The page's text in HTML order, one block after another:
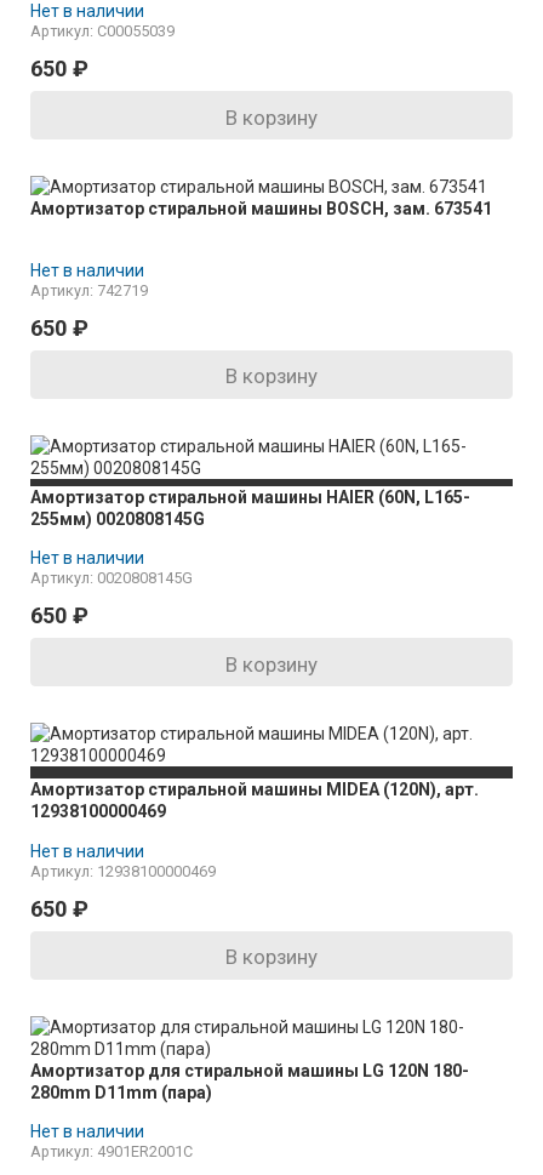
Нет в наличии
Артикул: C00055039
650 ₽
В корзину
Амортизатор стиральной машины BOSCH, зам. 673541
Нет в наличии
Артикул: 742719
650 ₽
В корзину
Амортизатор стиральной машины HAIER (60N, L165-
255мм) 0020808145G
Нет в наличии
Артикул: 0020808145G
650 ₽
В корзину
Амортизатор стиральной машины MIDEA (120N), арт.
12938100000469
Нет в наличии
Артикул: 12938100000469
650 ₽
В корзину
Амортизатор для стиральной машины LG 120N 180-
280mm D11mm (пара)
Нет в наличии
Артикул: 4901ER2001C